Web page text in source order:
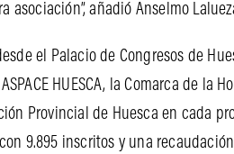
añadió Anselmo
el Palacio de Congresos de
HUESCA, la Comarca de la
Provincial de Huesca en cada
9.895 inscritos y una